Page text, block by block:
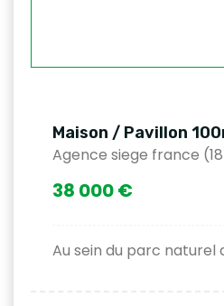
Maison / Pavillon
Agence siege france
38 000 €
Au sein du parc naturel